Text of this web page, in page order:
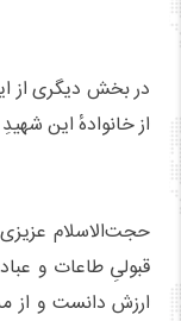
در بخش دیگری از
از خانواده‌ٔ این
حجت‌الاسلام
قبولیِ طاعات و
ارزش دانست و از